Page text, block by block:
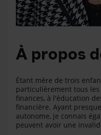
À propos
Étant mère de trois
particulièrement tous
finances, à l'éducation
financière. Ayant
autonome, je connais
peuvent avoir une